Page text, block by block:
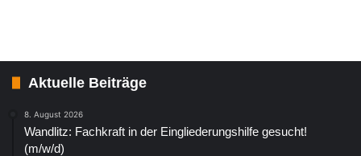
Aktuelle Beiträge
8. August 2026
Wandlitz: Fachkraft in der Eingliederungshilfe gesucht!
(m/w/d)